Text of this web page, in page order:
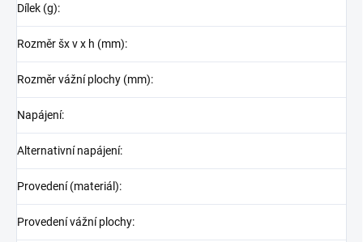
Dílek (g):
Rozměr šx v x h (mm):
Rozměr vážní plochy (mm):
Napájení:
Alternativní napájení:
Provedení (materiál):
Provedení vážní plochy: